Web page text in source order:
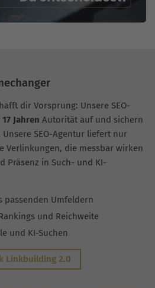
dir Vorsprung: Unsere SEO-
Jahren Autorität auf und sichern
SEO-Agentur liefert nur
Verlinkungen, die messbar wirken
Präsenz in Such- und KI-
passenden Umfeldern
und Reichweite
und KI-Suchen
Linkbuilding 2.0